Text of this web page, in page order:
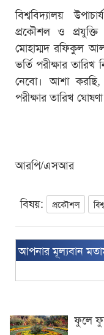
বিশ্ববিদ্যালয়
প্রকৌশল ও প্রযুক্তি
মোহাম্মদ রফিকুল
ভর্তি পরীক্ষার
নেবো। আশা
পরীক্ষার তারিখ
আরপি/এসআর
বিষয়: প্রকৌশল
আপনার মূল্যবান
ফুলে